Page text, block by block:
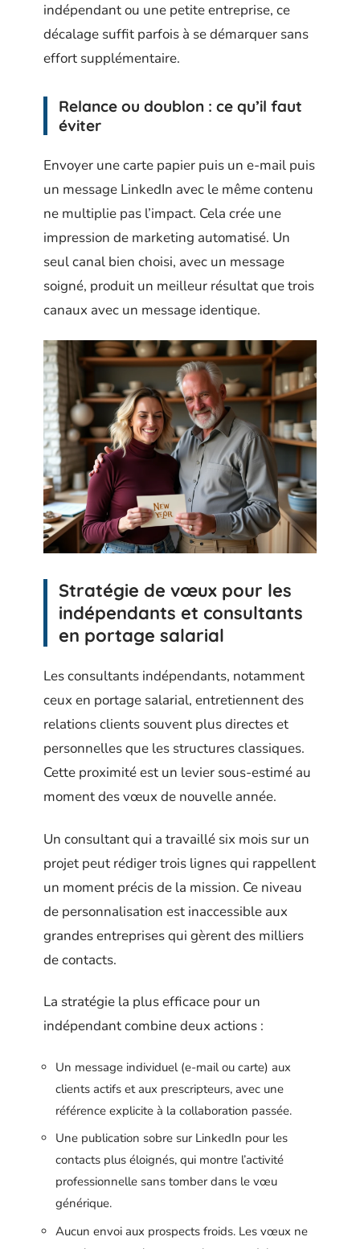
indépendant ou une petite entreprise, ce
décalage suffit parfois à se démarquer sans
effort supplémentaire.
Relance ou doublon : ce qu’il faut
éviter
Envoyer une carte papier puis un e-mail puis
un message LinkedIn avec le même contenu
ne multiplie pas l’impact. Cela crée une
impression de marketing automatisé. Un
seul canal bien choisi, avec un message
soigné, produit un meilleur résultat que trois
canaux avec un message identique.
Stratégie de vœux pour les
indépendants et consultants
en portage salarial
Les consultants indépendants, notamment
ceux en portage salarial, entretiennent des
relations clients souvent plus directes et
personnelles que les structures classiques.
Cette proximité est un levier sous-estimé au
moment des vœux de nouvelle année.
Un consultant qui a travaillé six mois sur un
projet peut rédiger trois lignes qui rappellent
un moment précis de la mission. Ce niveau
de personnalisation est inaccessible aux
grandes entreprises qui gèrent des milliers
de contacts.
La stratégie la plus efficace pour un
indépendant combine deux actions :
Un message individuel (e-mail ou carte) aux
clients actifs et aux prescripteurs, avec une
référence explicite à la collaboration passée.
Une publication sobre sur LinkedIn pour les
contacts plus éloignés, qui montre l’activité
professionnelle sans tomber dans le vœu
générique.
Aucun envoi aux prospects froids. Les vœux ne